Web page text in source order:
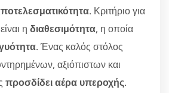
. Κριτήριο για
η διαθεσιμότητα, η οποία
. Ένας καλός στόλος
αξιόπιστων και
προσδίδει αέρα υπεροχής.